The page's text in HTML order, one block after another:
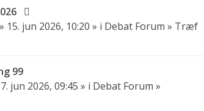
15. jun 2026, 10:20 » i Debat Forum » Træf
99
jun 2026, 09:45 » i Debat Forum »